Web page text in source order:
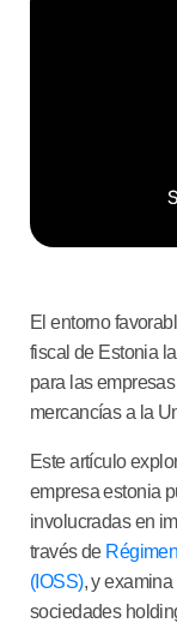
El entorno
fiscal de Estonia
para las
mercancías a la
Este artículo
empresa estonia
involucradas en
través de
(IOSS), y
sociedades